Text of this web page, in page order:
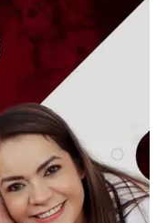
sobre
de
Comisión Técnica
qué ocurrió. La
el
analiza las
mecanismo que